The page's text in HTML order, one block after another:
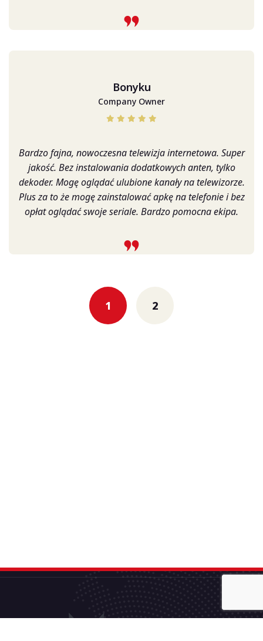
Bonyku
Company Owner
Bardzo fajna, nowoczesna telewizja internetowa. Super
jakość. Bez instalowania dodatkowych anten, tylko
dekoder. Mogę oglądać ulubione kanały na telewizorze.
Plus za to że mogę zainstalować apkę na telefonie i bez
opłat oglądać swoje seriale. Bardzo pomocna ekipa.
navigation
1 2